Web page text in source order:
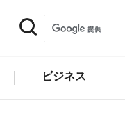
ビジネス